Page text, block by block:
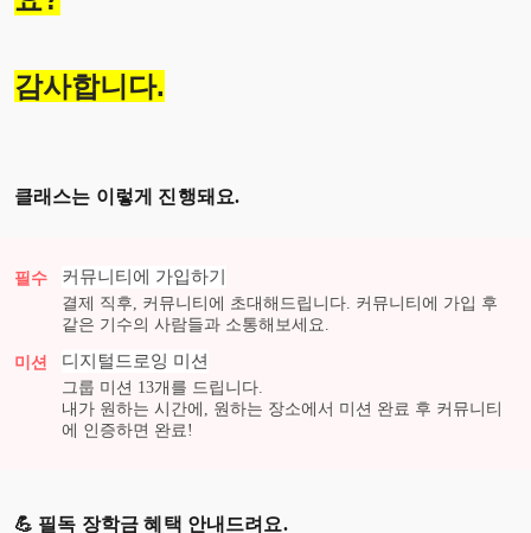
감사합니다.
클래스는 이렇게 진행돼요.
필수 커뮤니티에 가입하기
결제 직후, 커뮤니티에 초대해드립니다. 커뮤니티에 가입 후
같은 기수의 사람들과 소통해보세요.
미션 디지털드로잉 미션
그룹 미션 13개를 드립니다.
내가 원하는 시간에, 원하는 장소에서 미션 완료 후 커뮤니티
에 인증하면 완료!
💪 필독 장학금 혜택 안내드려요.